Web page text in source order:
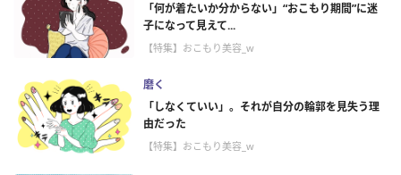
「何が着たいか分からない」“おこもり期間”に迷
子になって見えて...
【特集】おこもり美容_w
磨く
「しなくていい」。それが自分の輪郭を見失う理
由だった
【特集】おこもり美容_w